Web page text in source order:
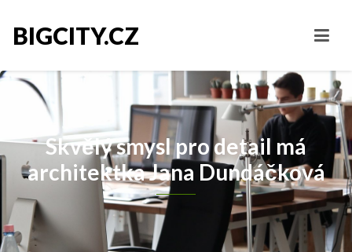
BIGCITY.CZ
Skvělý smysl pro detail má
architektka Jana Dundáčková